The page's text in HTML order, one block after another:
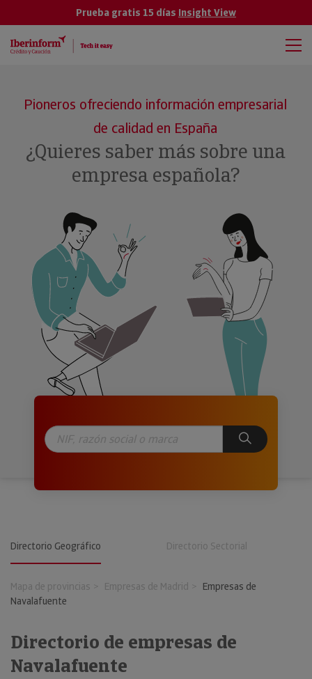
Prueba gratis 15 días Insight View
Pioneros ofreciendo información empresarial
de calidad en España
¿Quieres saber más sobre una
empresa española?
Directorio Geográfico Directorio Sectorial
Mapa de provincias Empresas de Madrid
Empresas de
Navalafuente
Directorio de empresas de
Navalafuente